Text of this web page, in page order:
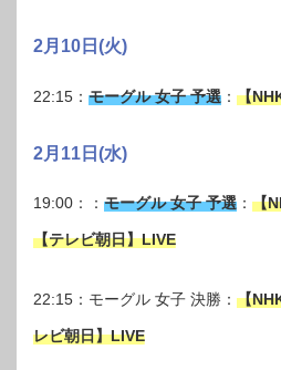
2月10日(火)
22:15： モーグル 女子 予選 ： 【
2月11日(水)
19:00：： モーグル 女子 予選 ： 【
【テレビ朝日】LIVE
22:15：モーグル 女子 決勝： 【
レビ朝日】LIVE